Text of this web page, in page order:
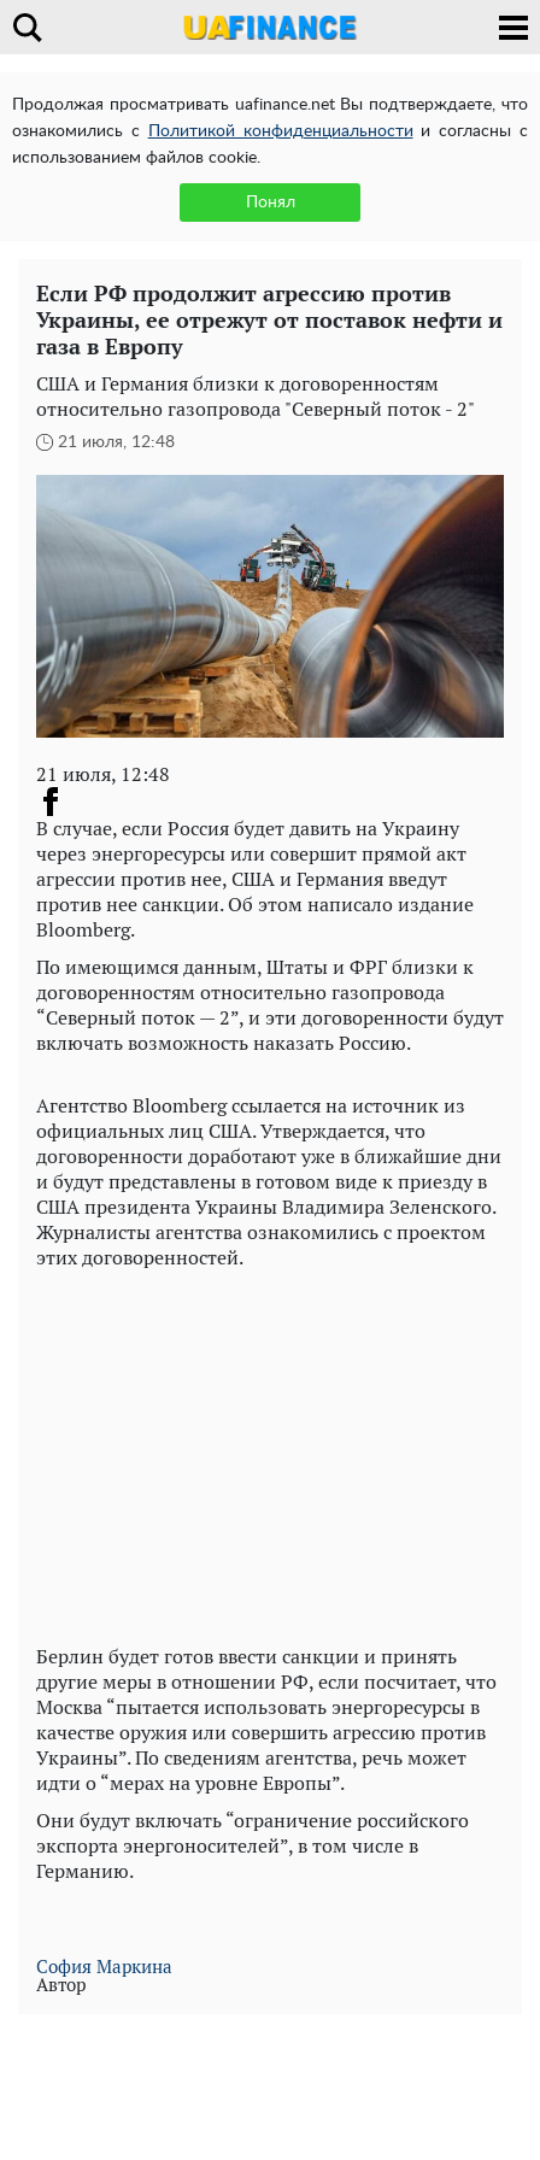
Продолжая просматривать uafinance.net Вы подтверждаете, что
ознакомились с
Политикой конфиденциальности и согласны с
использованием файлов cookie.
Понял
Если РФ продолжит агрессию против
Украины, ее отрежут от поставок нефти и
газа в Европу
США и Германия близки к договоренностям
относительно газопровода "Северный поток - 2"
21 июля, 12:48
21 июля, 12:48
В случае, если Россия будет давить на Украину
через энергоресурсы или совершит прямой акт
агрессии против нее, США и Германия введут
против нее санкции. Об этом написало издание
Bloomberg.
По имеющимся данным, Штаты и ФРГ близки к
договоренностям относительно газопровода
“Северный поток — 2”, и эти договоренности будут
включать возможность наказать Россию.
Агентство Bloomberg ссылается на источник из
официальных лиц США. Утверждается, что
договоренности доработают уже в ближайшие дни
и будут представлены в готовом виде к приезду в
США президента Украины Владимира Зеленского.
Журналисты агентства ознакомились с проектом
этих договоренностей.
Берлин будет готов ввести санкции и принять
другие меры в отношении РФ, если посчитает, что
Москва “пытается использовать энергоресурсы в
качестве оружия или совершить агрессию против
Украины”. По сведениям агентства, речь может
идти о “мерах на уровне Европы”.
Они будут включать “ограничение российского
экспорта энергоносителей”, в том числе в
Германию.
София Маркина
Автор